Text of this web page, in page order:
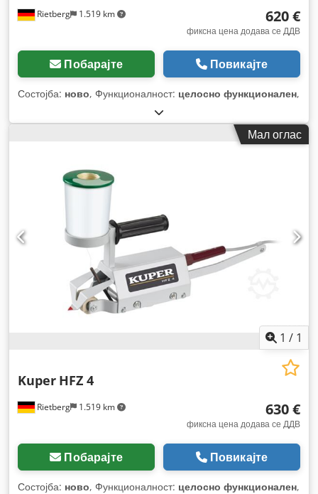
Rietberg 1.519 km 620 €
фиксна цена додава се ДДВ
Побарајте Повикајте
Состојба: ново, Функционалност: целосно функционален,
Мал оглас
1 / 1
Rietberg 1.519 km
Kuper HFZ 4
630 €
фиксна цена додава се ДДВ
Побарајте Повикајте
Состојба: ново, Функционалност: целосно функционален,